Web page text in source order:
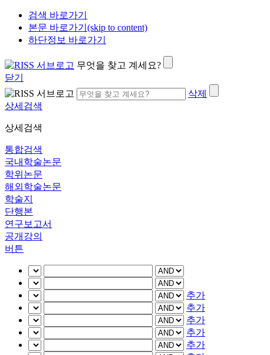
검색 바로가기
본문 바로가기(skip to content)
하단정보 바로가기
무엇을 찾고 계세요?
닫기
삭제
상세검색
상세검색
통합검색
국내학술논문
학위논문
해외학술논문
학술지
단행본
연구보고서
공개강의
버튼
추가
추가
추가
추가
추가